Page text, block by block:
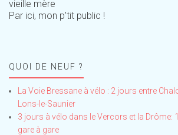
vieille mère
Par ici, mon p'tit public !
QUOI DE NEUF ?
La Voie Bressane à vélo : 2 jours entre
Lons-le-Saunier
3 jours à vélo dans le Vercors et la Drôme:
gare à gare